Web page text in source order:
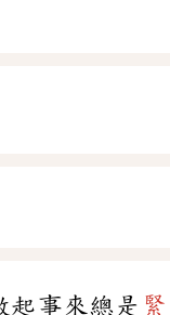
起事來總是